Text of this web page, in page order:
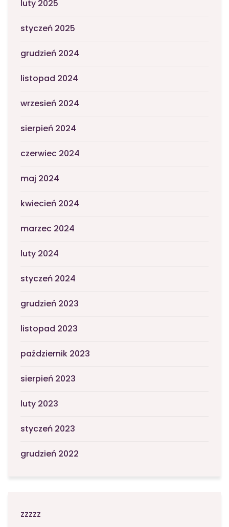
luty 2025
styczeń 2025
grudzień 2024
listopad 2024
wrzesień 2024
sierpień 2024
czerwiec 2024
maj 2024
kwiecień 2024
marzec 2024
luty 2024
styczeń 2024
grudzień 2023
listopad 2023
październik 2023
sierpień 2023
luty 2023
styczeń 2023
grudzień 2022
zzzzz